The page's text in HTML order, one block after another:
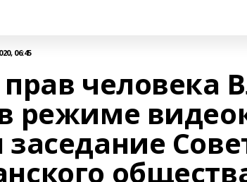
06:45
человека
режиме
заседание